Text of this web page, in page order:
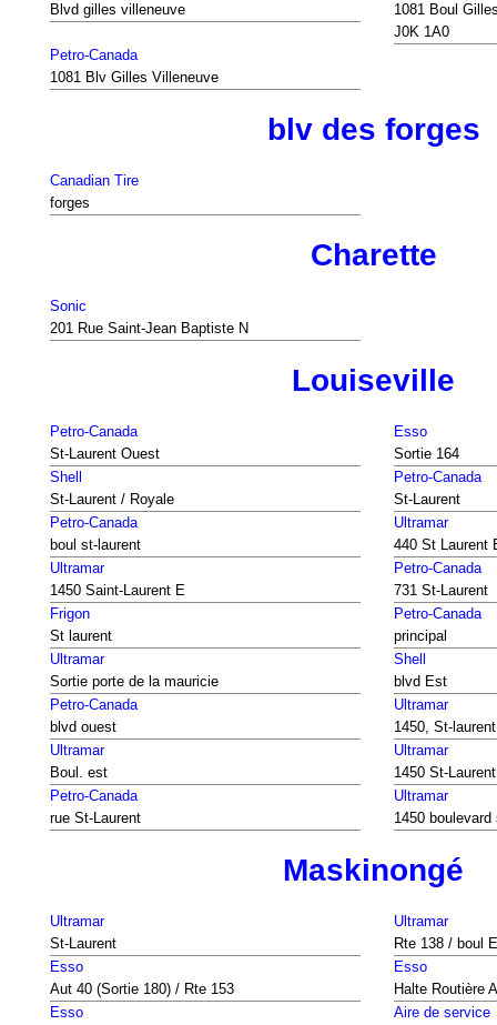
Blvd gilles villeneuve
1081 Boul
J0K 1A0
Petro-Canada
1081 Blv Gilles Villeneuve
blv des forges
Canadian Tire
forges
Charette
Sonic
201 Rue Saint-Jean Baptiste N
Louiseville
Petro-Canada
St-Laurent Ouest
Esso
Sortie 164
Shell
St-Laurent / Royale
Petro-Canada
St-Laurent
Petro-Canada
boul st-laurent
Ultramar
440 St Laurent
Ultramar
1450 Saint-Laurent E
Petro-Canada
731 St-Laurent
Frigon
St laurent
Petro-Canada
principal
Ultramar
Sortie porte de la mauricie
Shell
blvd Est
Petro-Canada
blvd ouest
Ultramar
1450, St-
Ultramar
Boul. est
Ultramar
1450 St-
Petro-Canada
rue St-Laurent
Ultramar
1450
Maskinongé
Ultramar
St-Laurent
Ultramar
Rte 138 / boul
Esso
Aut 40 (Sortie 180) / Rte 153
Esso
Halte Routière
Esso
Aire de service